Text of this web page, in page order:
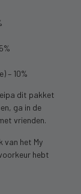
– 10%
dit pakket
ga in de
vrienden.
van het My
hebt